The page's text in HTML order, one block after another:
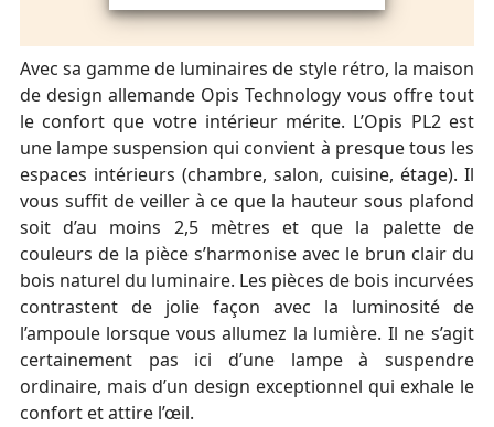
Avec sa gamme de luminaires de style rétro, la maison
de design allemande Opis Technology vous offre tout
le confort que votre intérieur mérite. L’Opis PL2 est
une lampe suspension qui convient à presque tous les
espaces intérieurs (chambre, salon, cuisine, étage). Il
vous suffit de veiller à ce que la hauteur sous plafond
soit d’au moins 2,5 mètres et que la palette de
couleurs de la pièce s’harmonise avec le brun clair du
bois naturel du luminaire. Les pièces de bois incurvées
contrastent de jolie façon avec la luminosité de
l’ampoule lorsque vous allumez la lumière. Il ne s’agit
certainement pas ici d’une lampe à suspendre
ordinaire, mais d’un design exceptionnel qui exhale le
confort et attire l’œil.